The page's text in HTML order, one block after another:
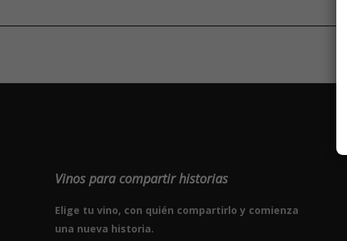
Vinos para compartir historias
Elige tu vino, con quién compartirlo y comienza
una nueva historia.